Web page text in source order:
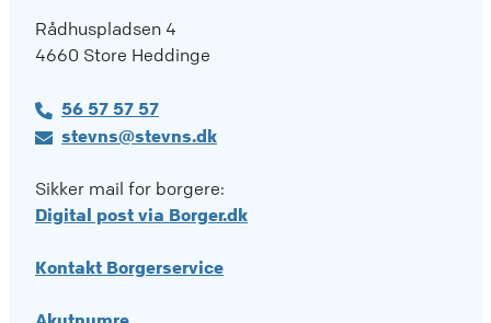
Rådhuspladsen 4
4660 Store Heddinge
56 57 57 57
stevns@stevns.dk
Sikker mail for borgere:
Digital post via Borger.dk
Kontakt Borgerservice